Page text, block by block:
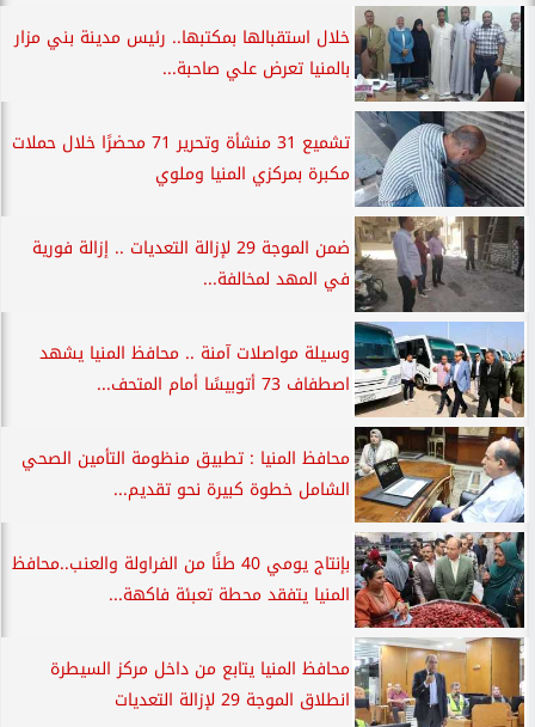
خلال استقبالها بمكتبها.. رئيس مدينة بني مزار
بالمنيا تعرض علي صاحبة...
تشميع 31 منشأة وتحرير 71 محضرًا خلال حملات
مكبرة بمركزي المنيا وملوي
ضمن الموجة 29 لإزالة التعديات .. إزالة فورية
في المهد لمخالفة...
وسيلة مواصلات آمنة .. محافظ المنيا يشهد
اصطفاف 73 أتوبيسًا أمام المتحف...
محافظ المنيا : تطبيق منظومة التأمين الصحي
الشامل خطوة كبيرة نحو تقديم...
بإنتاج يومي 40 طنًا من الفراولة والعنب..محافظ
المنيا يتفقد محطة تعبئة فاكهة...
محافظ المنيا يتابع من داخل مركز السيطرة
انطلاق الموجة 29 لإزالة التعديات